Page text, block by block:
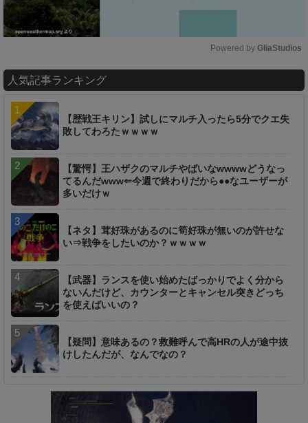
u
e
Powered by GliaStudios
人気記事ランキング
【歴戦王キリン】試しにマルチ入ったら5分でクエ失
敗してわろたｗｗｗｗ
【驚愕】王ハザクのマルチやばいなwwwwどうなっ
てるんだwww⇐今週で終わりだから●●なユーザーが
多いだけｗ
【ネタ】茸好珠があるのに筍好珠が無いのが許せな
い⇒戦争をしたいのか？ｗｗｗｗ
【武器】ランスを使い始めたばっかりでよく分から
ないんだけど、カウンターとキャンセル突きどっち
を使えばいいの？
【疑問】意味あるの？救難呼んで高HRの人が途中抜
けしたんだが、なんでなの？